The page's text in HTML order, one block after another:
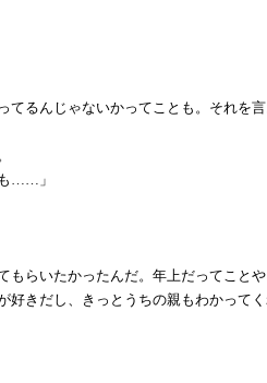
るんじゃないかってことも。それを言
……」
もらいたかったんだ。年上だってこと
きだし、きっとうちの親もわかってく